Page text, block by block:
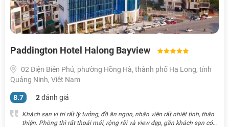
Paddington Hotel Halong Bayview
02 Điện Biên Phủ, phường Hồng Hà, thành phố Hạ Long, tỉnh
Quảng Ninh, Việt Nam
8.7 2đánh giá
Khách sạn vị trí rất lý tưởng, đồ ăn ngon, nhân viên rất nhiệt tình, thân
thiện. Phòng thì rất thoải mái, rộng rãi và view đẹp, gần khách sạn có